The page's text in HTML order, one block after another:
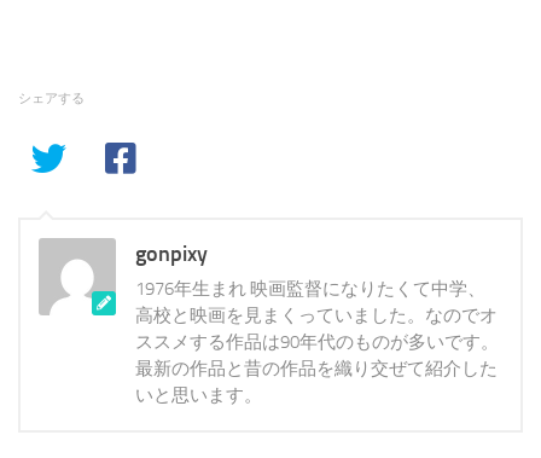
シェアする
gonpixy
1976年生まれ 映画監督になりたくて中学、
高校と映画を見まくっていました。なのでオ
ススメする作品は90年代のものが多いです。
最新の作品と昔の作品を織り交ぜて紹介した
いと思います。